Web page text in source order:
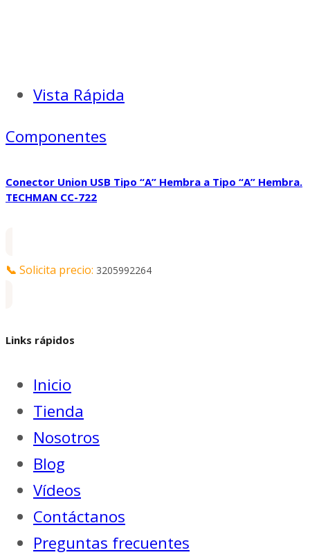
Vista Rápida
Componentes
Conector Union USB Tipo “A” Hembra a Tipo “A” Hembra.
TECHMAN CC-722
📞 Solicita precio: 3205992264
Links rápidos
Inicio
Tienda
Nosotros
Blog
Vídeos
Contáctanos
Preguntas frecuentes